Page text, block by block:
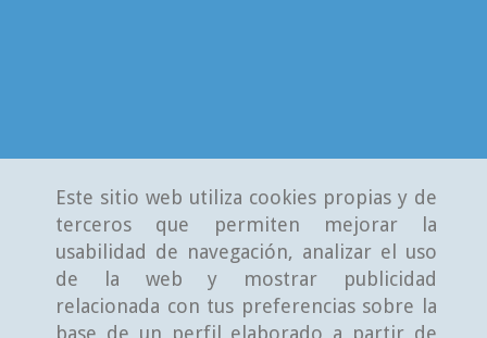
Este sitio web utiliza cookies propias y de
terceros que permiten mejorar la
usabilidad de navegación, analizar el uso
de la web y mostrar publicidad
relacionada con tus preferencias sobre la
base de un perfil elaborado a partir de